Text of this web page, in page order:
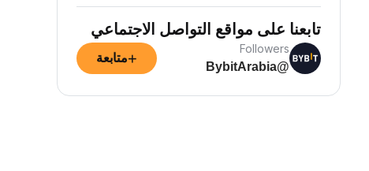
تابعنا على مواقع التواصل الاجتماعي
Followers
@BybitArabia
+متابعة